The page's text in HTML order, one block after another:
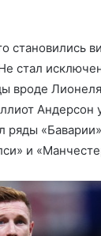
становились
стал
вроде
и